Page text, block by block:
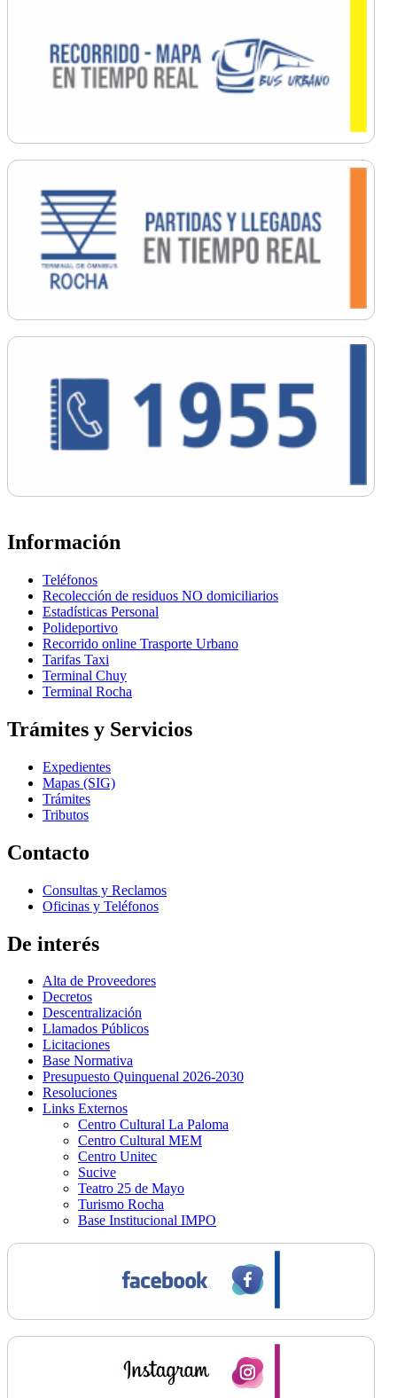
Información
Teléfonos
Recolección de residuos NO domiciliarios
Estadísticas Personal
Polideportivo
Recorrido online Trasporte Urbano
Tarifas Taxi
Terminal Chuy
Terminal Rocha
Trámites y Servicios
Expedientes
Mapas (SIG)
Trámites
Tributos
Contacto
Consultas y Reclamos
Oficinas y Teléfonos
De interés
Alta de Proveedores
Decretos
Descentralización
Llamados Públicos
Licitaciones
Base Normativa
Presupuesto Quinquenal 2026-2030
Resoluciones
Links Externos
Centro Cultural La Paloma
Centro Cultural MEM
Centro Unitec
Sucive
Teatro 25 de Mayo
Turismo Rocha
Base Institucional IMPO